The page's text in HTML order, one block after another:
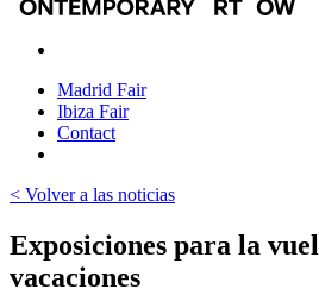
Madrid Fair
Ibiza Fair
Contact
< Volver a las noticias
Exposiciones para la
vacaciones